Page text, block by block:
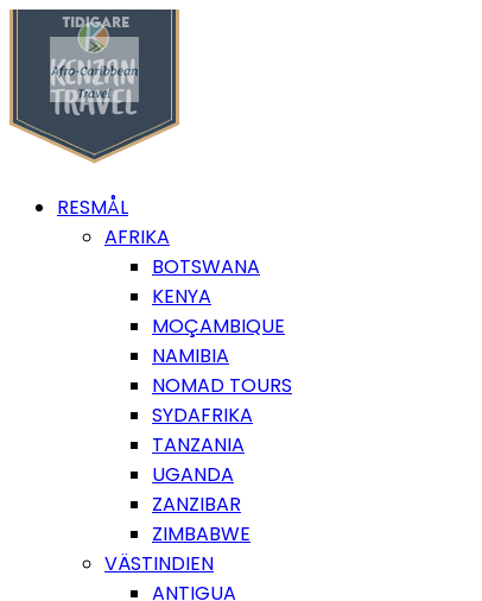
RESMÅL
AFRIKA
BOTSWANA
KENYA
MOÇAMBIQUE
NAMIBIA
NOMAD TOURS
SYDAFRIKA
TANZANIA
UGANDA
ZANZIBAR
ZIMBABWE
VÄSTINDIEN
ANTIGUA